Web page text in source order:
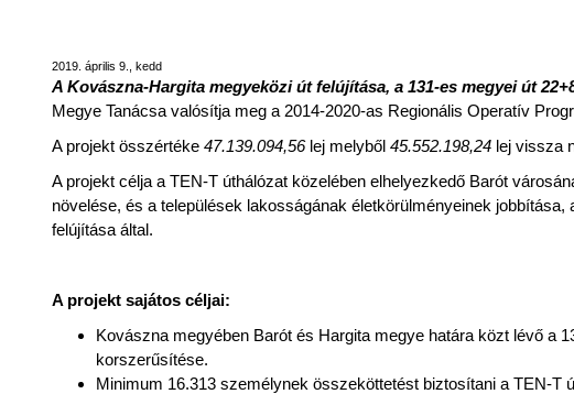
2019. április 9., kedd
A Kovászna-Hargita megyeközi út felújítása, a 131-es megyei út
Megye Tanácsa valósítja meg a 2014-2020-as Regionális Operatív
A projekt összértéke 47.139.094,56 lej melyből 45.552.198,24 lej vissza
A projekt célja a TEN-T úthálózat közelében elhelyezkedő Barót
növelése, és a települések lakosságának életkörülményeinek
felújítása által.
A projekt sajátos céljai:
Kovászna megyében Barót és Hargita megye határa közt lévő a
korszerűsítése.
Minimum 16.313 személynek összeköttetést biztosítani a TEN-T